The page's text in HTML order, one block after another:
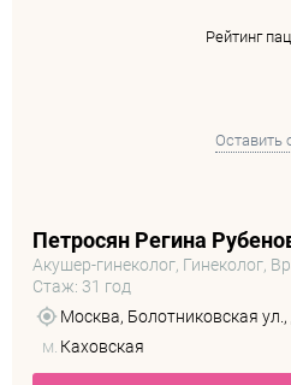
Рейтинг
Оставить
Петросян Регина
Акушер-гинеколог, Гинеколог,
Стаж: 31 год
Москва, Болотниковская ул.,
м. Каховская